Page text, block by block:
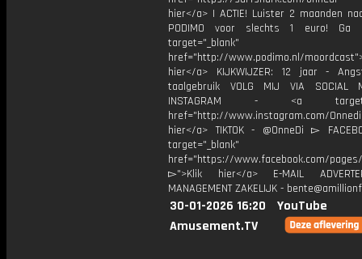
hier</a> | ACTIE! Luister 2 maanden
PODIMO voor slechts 1 euro! Ga
target="_blank"
href="http://www.podimo.nl/
hier</a> KIJKWIJZER: 12 jaar -
taalgebruik VOLG MIJ VIA SOCIAL
INSTAGRAM - <a
href="http://www.instagram.com/
hier</a> TIKTOK - @OnneDi ▻
target="_blank"
href="https://www.facebook.com/pages/
▻">Klik hier</a> E-MAIL
MANAGEMENT ZAKELIJK -
30-01-2026 16:20
YouTube
Amusement.TV